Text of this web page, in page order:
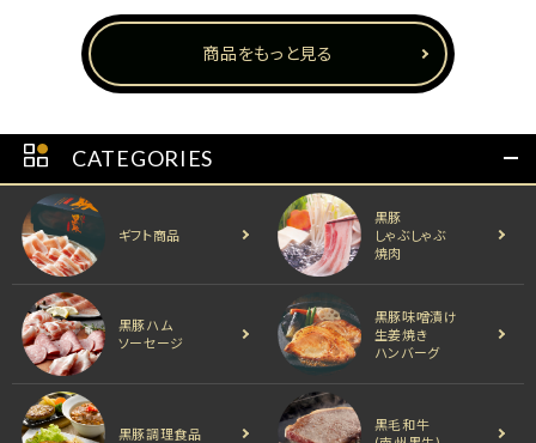
商品をもっと見る
CATEGORIES
ギフト商品
黒豚
しゃぶしゃぶ
焼肉
黒豚ハム
ソーセージ
黒豚味噌漬け
生姜焼き
ハンバーグ
黒豚調理食品
黒毛和牛